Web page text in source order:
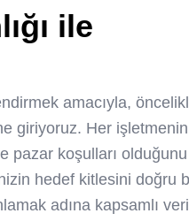
ile
amacıyla,
giriyoruz. Her işletmenin
pazar koşulları
hedef kitlesini doğru
adına kapsamlı veri